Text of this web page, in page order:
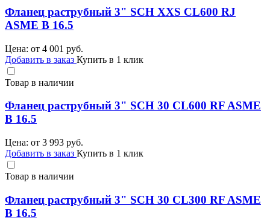
Фланец раструбный 3" SCH XXS CL600 RJ
ASME B 16.5
Цена: от 4 001 руб.
Добавить в заказ Купить в 1 клик
Товар в наличии
Фланец раструбный 3" SCH 30 CL600 RF ASME
B 16.5
Цена: от 3 993 руб.
Добавить в заказ Купить в 1 клик
Товар в наличии
Фланец раструбный 3" SCH 30 CL300 RF ASME
B 16.5